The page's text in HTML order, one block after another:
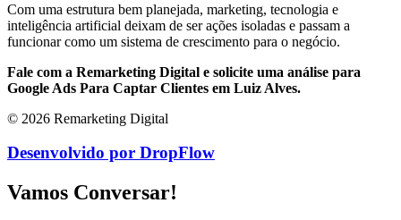
Com uma estrutura bem planejada, marketing, tecnologia e
inteligência artificial deixam de ser ações isoladas e passam a
funcionar como um sistema de crescimento para o negócio.
Fale com a Remarketing Digital e solicite uma análise para
Google Ads Para Captar Clientes em Luiz Alves.
© 2026 Remarketing Digital
Desenvolvido por DropFlow
Vamos Conversar!